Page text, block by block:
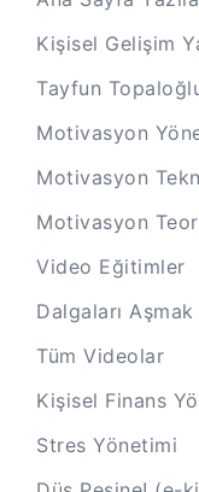
Kişisel Gelişim
Tayfun
Motivasyon
Motivasyon
Motivasyon
Video Eğitimler
Dalgaları Aşmak
Tüm Videolar
Kişisel Finans
Stres Yönetimi